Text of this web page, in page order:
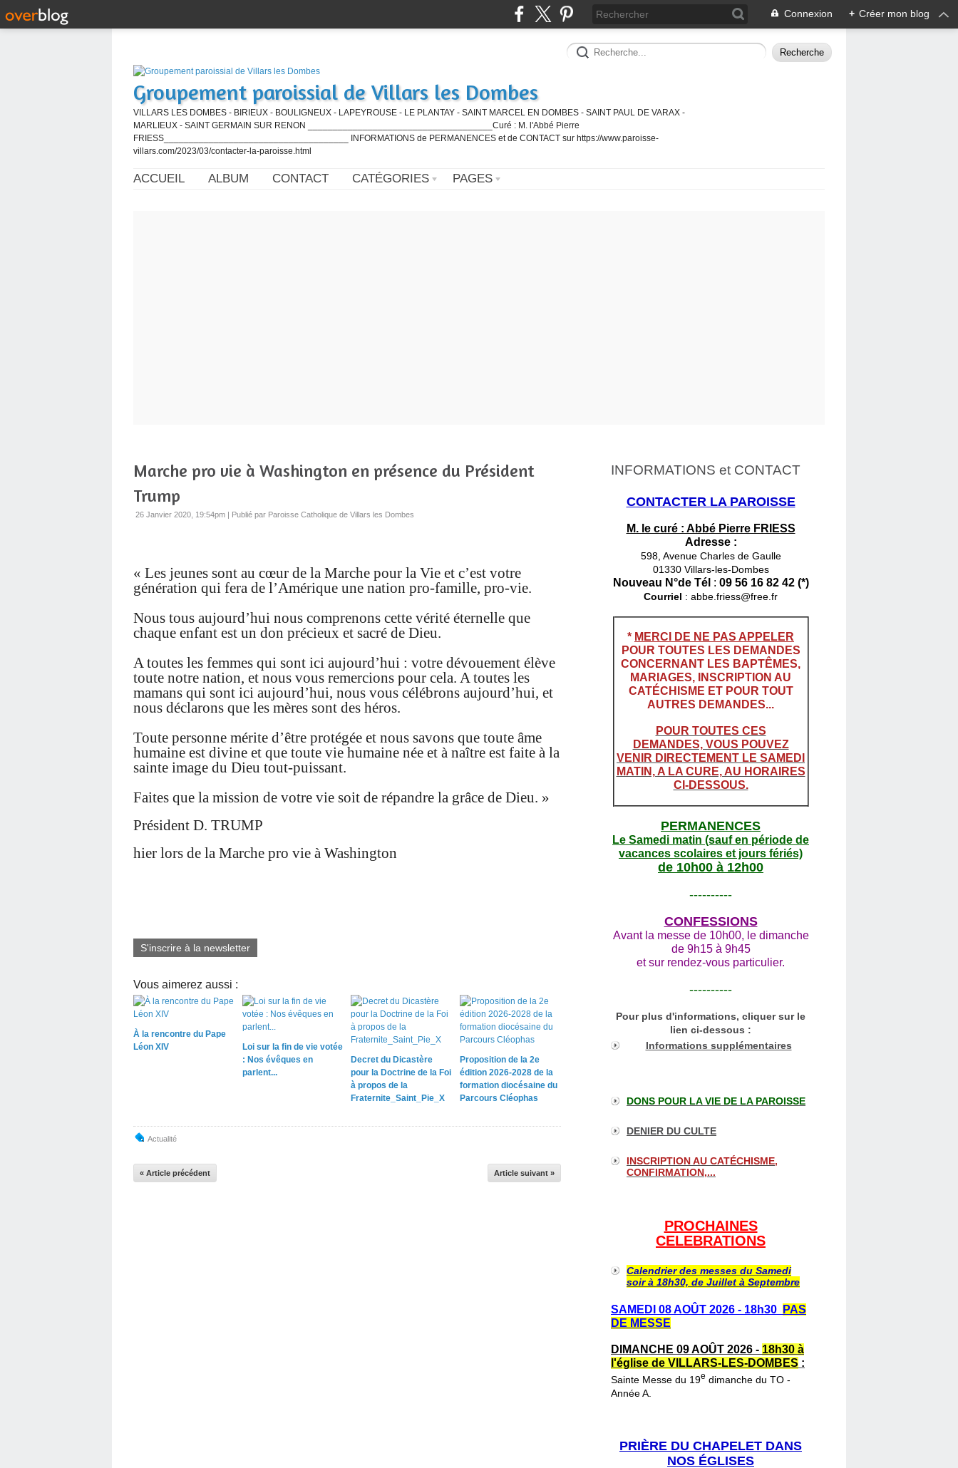
Connexion + Créer mon blog
Groupement paroissial de Villars les Dombes
VILLARS LES DOMBES - BIRIEUX - BOULIGNEUX - LAPEYROUSE - LE PLANTAY - SAINT MARCEL EN DOMBES - SAINT PAUL DE VARAX -
MARLIEUX - SAINT GERMAIN SUR RENON _____________________________________Curé : M. l'Abbé Pierre
FRIESS_____________________________________ INFORMATIONS de PERMANENCES et de CONTACT sur https://www.paroisse-
villars.com/2023/03/contacter-la-paroisse.html
ACCUEIL ALBUM CONTACT CATÉGORIES PAGES
Marche pro vie à Washington en présence du Président
Trump
26 Janvier 2020, 19:54pm | Publié par Paroisse Catholique de Villars les Dombes
« Les jeunes sont au cœur de la Marche pour la Vie et c’est votre
génération qui fera de l’Amérique une nation pro-famille, pro-vie.
Nous tous aujourd’hui nous comprenons cette vérité éternelle que
chaque enfant est un don précieux et sacré de Dieu.
A toutes les femmes qui sont ici aujourd’hui : votre dévouement élève
toute notre nation, et nous vous remercions pour cela. A toutes les
mamans qui sont ici aujourd’hui, nous vous célébrons aujourd’hui, et
nous déclarons que les mères sont des héros.
Toute personne mérite d’être protégée et nous savons que toute âme
humaine est divine et que toute vie humaine née et à naître est faite à la
sainte image du Dieu tout-puissant.
Faites que la mission de votre vie soit de répandre la grâce de Dieu. »
Président D. TRUMP
hier lors de la Marche pro vie à Washington
S'inscrire à la newsletter
Vous aimerez aussi :
À la rencontre du Pape
Léon XIV
Loi sur la fin de vie votée
: Nos évêques en
parlent...
Decret du Dicastère
pour la Doctrine de la Foi
à propos de la
Fraternite_Saint_Pie_X
Proposition de la 2e
édition 2026-2028 de la
formation diocésaine du
Parcours Cléophas
Actualité
« Article précédent Article suivant »
INFORMATIONS et CONTACT
CONTACTER LA PAROISSE
M. le curé : Abbé Pierre FRIESS
Adresse :
598, Avenue Charles de Gaulle
01330 Villars-les-Dombes
Nouveau N°de Tél : 09 56 16 82 42 (*)
Courriel : abbe.friess@free.fr
* MERCI DE NE PAS APPELER
POUR TOUTES LES DEMANDES
CONCERNANT LES BAPTÊMES,
MARIAGES, INSCRIPTION AU
CATÉCHISME ET POUR TOUT
AUTRES DEMANDES...
POUR TOUTES CES
DEMANDES, VOUS POUVEZ
VENIR DIRECTEMENT LE SAMEDI
MATIN, A LA CURE, AU HORAIRES
CI-DESSOUS.
PERMANENCES
Le Samedi matin (sauf en période de
vacances scolaires et jours fériés)
de 10h00 à 12h00
----------
CONFESSIONS
Avant la messe de 10h00, le dimanche
de 9h15 à 9h45
et sur rendez-vous particulier.
----------
Pour plus d'informations, cliquer sur le
lien ci-dessous :
Informations supplémentaires
DONS POUR LA VIE DE LA PAROISSE
DENIER DU CULTE
INSCRIPTION AU CATÉCHISME,
CONFIRMATION,...
PROCHAINES
CELEBRATIONS
Calendrier des messes du Samedi
soir à 18h30, de Juillet à Septembre
SAMEDI 08 AOÛT 2026 - 18h30
PAS
DE MESSE
DIMANCHE 09 AOÛT 2026 - 18h30 à
l'église de VILLARS-LES-DOMBES :
Sainte Messe du 19e dimanche du TO -
Année A.
PRIÈRE DU CHAPELET DANS
NOS ÉGLISES